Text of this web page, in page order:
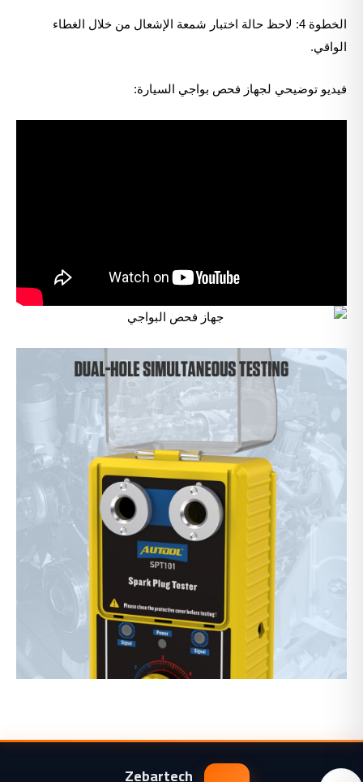
الخطوة 4: لاحظ حالة اختبار شمعة الإشعال من خلال الغطاء
الواقي.
فيديو توضيحي لجهاز فحص بواجي السيارة:
Zebartech